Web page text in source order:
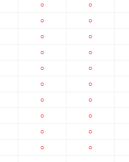
○
○
○
○
○
○
○
○
○
○
○
○
○
○
○
○
○
○
○
○